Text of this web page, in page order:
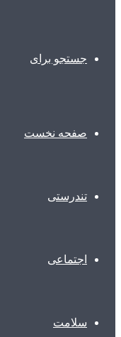
جستجو برای
صفحه نخست
تندرستی
اجتماعی
سلامت